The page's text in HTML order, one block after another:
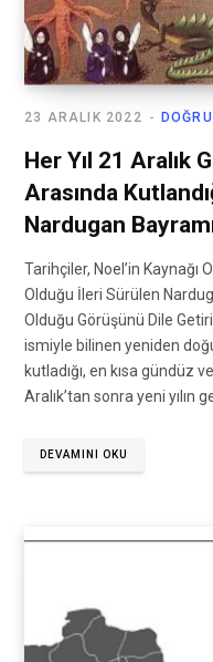
23 ARALIK 2022
Her Yıl 21 Aralık
Arasında
Nardugan
Tarihçiler, Noel’in Kaynağı
Olduğu İleri Sürülen
Olduğu Görüşünü Dile
ismiyle bilinen yeniden
kutladığı, en kısa gündüz
Aralık’tan sonra yeni yılın
DEVAMINI OKU